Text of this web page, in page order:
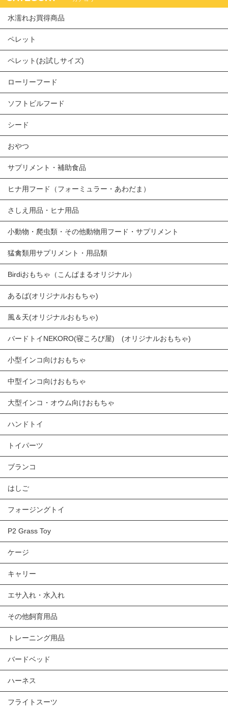
水濡れお買得商品
ペレット
ペレット(お試しサイズ)
ローリーフード
ソフトビルフード
シード
おやつ
サプリメント・補助食品
ヒナ用フード（フォーミュラー・あわだま）
さしえ用品・ヒナ用品
小動物・爬虫類・その他動物用フード・サプリメント
猛禽類用サプリメント・用品類
Birdiおもちゃ（こんぱまるオリジナル）
あるば(オリジナルおもちゃ)
風＆天(オリジナルおもちゃ)
バードトイNEKORO(寝ころび屋) (オリジナルおもちゃ)
小型インコ向けおもちゃ
中型インコ向けおもちゃ
大型インコ・オウム向けおもちゃ
ハンドトイ
トイパーツ
ブランコ
はしご
フォージングトイ
P2 Grass Toy
ケージ
キャリー
エサ入れ・水入れ
その他飼育用品
トレーニング用品
バードベッド
ハーネス
フライトスーツ